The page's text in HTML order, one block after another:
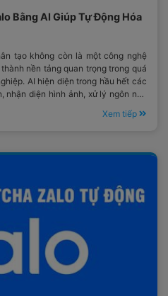
Bằng AI Giúp Tự Động Hóa
tạo không còn là một công nghệ
nền tảng quan trọng trong quá
AI hiện diện trong hầu hết các
diện hình ảnh, xử lý ngôn ngữ
Xem tiếp